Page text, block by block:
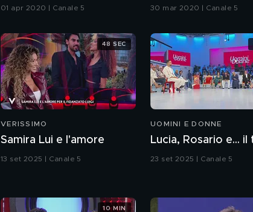
Adriano Pappalardo
01 apr 2020 | Canale 5
Gabibbo Stefano
30 mar 2020 | Canale 5
VERISSIMO
Samira Lui e l'amore
13 set 2025 | Canale 5
48 SEC
UOMINI E DONNE
Lucia, Rosario e... il
23 set 2025 | Canale 5
10 MIN